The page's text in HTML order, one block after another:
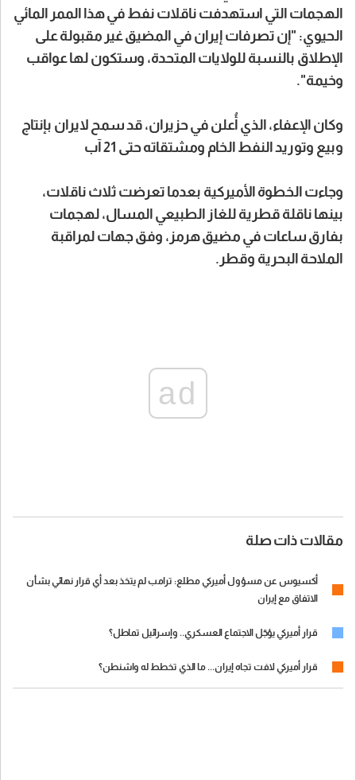
الهجمات التي استهدفت ناقلات نفط في هذا الممر المائي
الحيوي: "إن تصرفات إيران في المضيق غير مقبولة على
الإطلاق بالنسبة للولايات المتحدة، وستكون لها عواقب
وخيمة".
وكان الإعفاء، الذي أُعلن في حزيران، قد سمح لايران بإنتاج
وبيع وتوريد النفط الخام ومشتقاته حتى 21 آب
وجاءت الخطوة الأميركية بعدما تعرضت ثلاث ناقلات،
بينها ناقلة قطرية للغاز الطبيعي المسال، لهجمات
بفارق ساعات في مضيق هرمز، وفق جهات لمراقبة
الملاحة البحرية وقطر.
ad
مقالات ذات صلة
أكسيوس عن مسؤول أميركي مطلع: ترامب لم يتخذ بعد أي قرار نهائي بشأن
الاتفاق مع إيران
قرار أميركي يؤجّل الاجتماع العسكري.. وإسرائيل تماطل؟
قرار أميركي لافت تجاه إيران... ما الذي تخطط له واشنطن؟